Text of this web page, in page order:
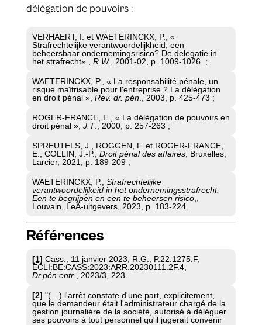
délégation de pouvoirs :
VERHAERT, I. et WAETERINCKX, P., «
Strafrechtelijke verantwoordelijkheid, een
beheersbaar ondernemingsrisico? De delegatie in
het strafrecht» , R.W. , 2001-02, p. 1009-1026. ;
WAETERINCKX, P., « La responsabilité pénale, un
risque maîtrisable pour l'entreprise ? La délégation
en droit pénal », Rev. dr. pén., 2003, p. 425-473 ;
ROGER-FRANCE, E., « La délégation de pouvoirs en
droit pénal », J.T., 2000, p. 257-263 ;
SPREUTELS, J., ROGGEN, F. et ROGER-FRANCE,
E., COLLIN, J.-P., Droit pénal des affaires, Bruxelles,
Larcier, 2021, p. 189-209 ;
WAETERINCKX, P., Strafrechtelijke
verantwoordelijkeid in het ondernemingsstrafrecht.
Een te begrijpen en een te beheersen risico,,
Louvain, LeA-uitgevers, 2023, p. 183-224.
Références
[1] Cass., 11 janvier 2023, R.G., P.22.1275.F,
ECLI:BE:CASS:2023:ARR.20230111.2F.4,
Dr.pén.entr., 2023/3, 223.
[2] "(…) l'arrêt constate d'une part, explicitement,
que le demandeur était l'administrateur chargé de la
gestion journalière de la société, autorisé à déléguer
ses pouvoirs à tout personnel qu'il jugerait convenir